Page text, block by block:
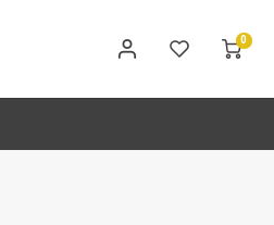
0